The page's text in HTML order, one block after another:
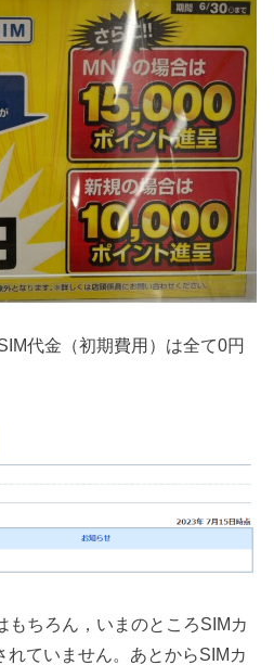
代金（初期費用）は全て0円
もちろん，いまのところSIMカ
れていません。あとからSIMカ